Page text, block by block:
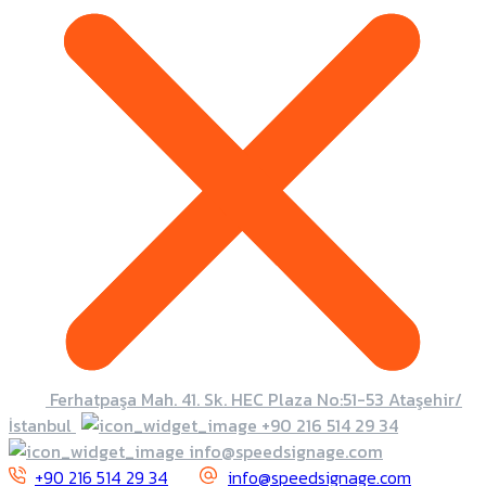
Ferhatpaşa Mah. 41. Sk. HEC Plaza No:51-53 Ataşehir/
İstanbul
+90 216 514 29 34
info@speedsignage.com
+90 216 514 29 34
info@speedsignage.com